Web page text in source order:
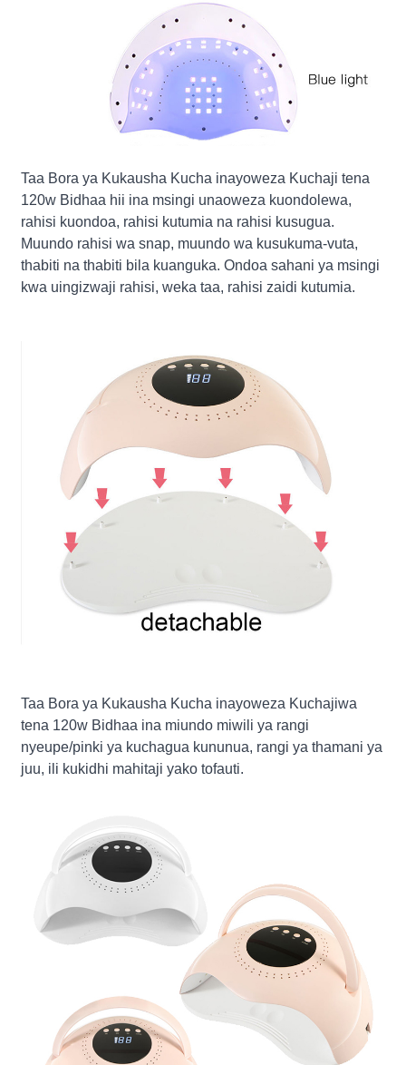
Taa Bora ya Kukausha Kucha inayoweza Kuchaji tena
120w Bidhaa hii ina msingi unaoweza kuondolewa,
rahisi kuondoa, rahisi kutumia na rahisi kusugua.
Muundo rahisi wa snap, muundo wa kusukuma-vuta,
thabiti na thabiti bila kuanguka. Ondoa sahani ya msingi
kwa uingizwaji rahisi, weka taa, rahisi zaidi kutumia.
Taa Bora ya Kukausha Kucha inayoweza Kuchajiwa
tena 120w Bidhaa ina miundo miwili ya rangi
nyeupe/pinki ya kuchagua kununua, rangi ya thamani ya
juu, ili kukidhi mahitaji yako tofauti.